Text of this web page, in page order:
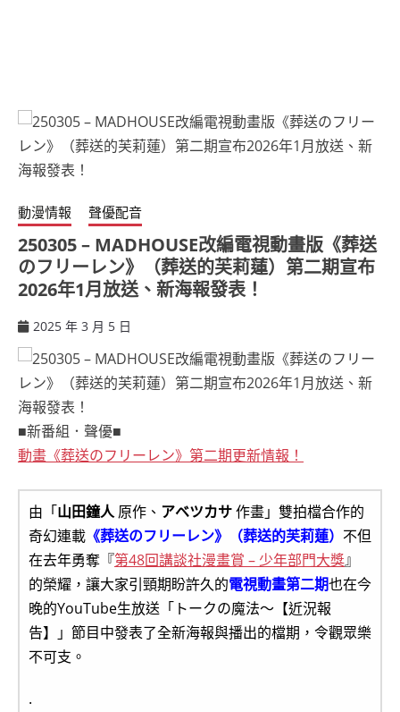
動漫情報 聲優配音
250305 – MADHOUSE改編電視動畫版《葬送
のフリーレン》（葬送的芙莉蓮）第二期宣布
2026年1月放送、新海報發表！
2025 年 3 月 5 日
■新番組．聲優■
動畫《葬送のフリーレン》第二期更新情報！
由「山田鐘人原作、 アベツカサ作畫」雙拍檔合作的
奇幻連載 《葬送のフリーレン》（葬送的芙莉蓮） 不但
在去年勇奪『第48回講談社漫畫賞 – 少年部門大獎』
的榮耀，讓大家引頸期盼許久的電視動畫第二期也在今
晚的YouTube生放送「トークの魔法～【近況報
告】」節目中發表了全新海報與播出的檔期，令觀眾樂
不可支。
.